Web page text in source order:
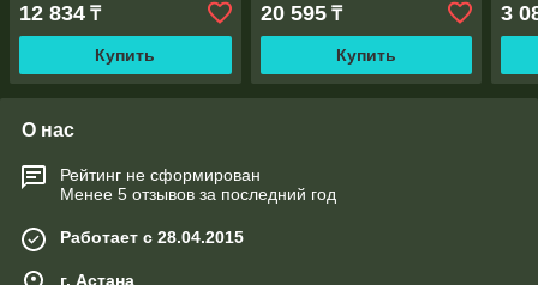
12 834 ₸
Купить
20 595₸
Купить
3
О нас
Рейтинг не сформирован
Менее 5 отзывов за последний год
Работает с 28.04.2015
г. Астана